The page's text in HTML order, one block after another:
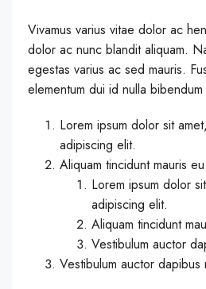
Vivamus varius vitae dolor ac
dolor ac nunc blandit aliquam.
egestas varius ac sed mauris.
elementum dui id nulla bibendum
Lorem ipsum dolor sit
adipiscing elit.
Aliquam tincidunt mauris
Lorem ipsum dolor
adipiscing elit.
Aliquam tincidunt
Vestibulum auctor
Vestibulum auctor dapibus